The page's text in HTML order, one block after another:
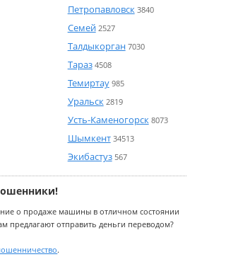
Петропавловск 3840
Семей 2527
Талдыкорган 7030
Тараз 4508
Темиртау 985
Уральск 2819
Усть-Каменогорск 8073
Шымкент 34513
Экибастуз 567
о продаже машины в отличном состоянии
предлагают отправить деньги переводом?
.